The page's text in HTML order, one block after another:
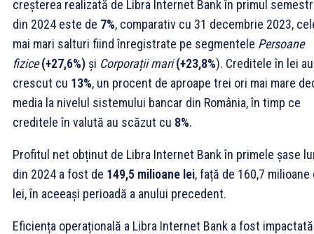
creșterea realizată de Libra Internet Bank în primul
din 2024 este de 7%, comparativ cu 31 decembrie 2023,
mai mari salturi fiind înregistrate pe segmentele Persoane
fizice (+27,6%) și Corporații mari (+23,8%). Creditele în lei au
crescut cu 13%, un procent de aproape trei ori mai mare
media la nivelul sistemului bancar din România, în timp ce
creditele în valută au scăzut cu 8%.
Profitul net obținut de Libra Internet Bank în primele șase
din 2024 a fost de 149,5 milioane lei, față de 160,7 milioane
lei, în aceeași perioadă a anului precedent.
Eficiența operațională a Libra Internet Bank a fost